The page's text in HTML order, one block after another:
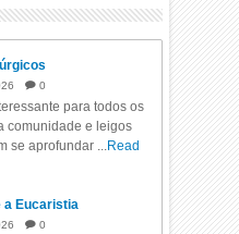
0
para todos os
comunidade e leigos
se aprofundar ... Read
a Eucaristia
0